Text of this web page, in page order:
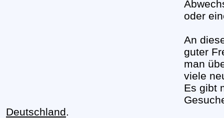
oder
An
guter
man
viele
Es gibt
Deutschland.